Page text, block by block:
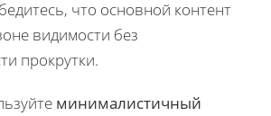
что основной контент
видимости без
прокрутки.
минималистичный